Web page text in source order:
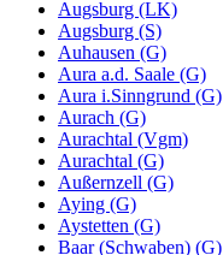
Augsburg (LK)
Augsburg (S)
Auhausen (G)
Aura a.d. Saale (G)
Aura i.Sinngrund (G)
Aurach (G)
Aurachtal (Vgm)
Aurachtal (G)
Außernzell (G)
Aying (G)
Aystetten (G)
Baar (Schwaben) (G)